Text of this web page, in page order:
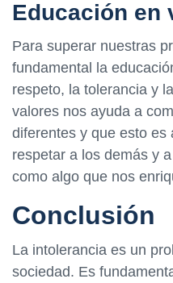
Educación en
Para superar nuestras
fundamental la
respeto, la tolerancia y
valores nos ayuda a
diferentes y que esto es
respetar a los demás y
como algo que nos
Conclusión
La intolerancia es un
sociedad. Es